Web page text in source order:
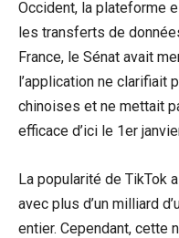
Occident, la plateforme
les transferts de
France, le Sénat avait
l’application ne clarifiait
chinoises et ne mettait
efficace d’ici le 1er
La popularité de TikTok
avec plus d’un milliard
entier. Cependant, cette